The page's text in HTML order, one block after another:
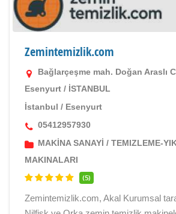
Zemintemizlik.com
Bağlarçeşme mah. Doğan Araslı
Esenyurt / İSTANBUL
İstanbul / Esenyurt
05412957930
MAKİNA SANAYİ / TEMIZLEME-
MAKINALARI
(5)
Zemintemizlik.com, Akal Kurumsal